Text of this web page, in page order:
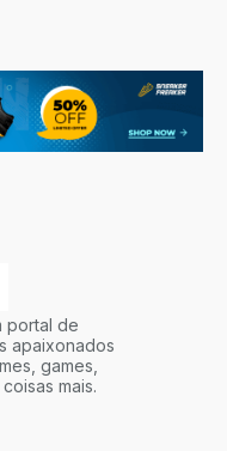
portal de
apaixonados
games,
mais.